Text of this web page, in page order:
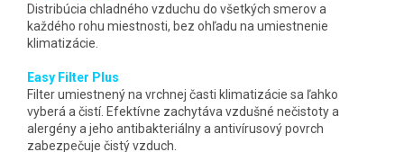
Distribúcia chladného vzduchu do všetkých smerov a
každého rohu miestnosti, bez ohľadu na umiestnenie
klimatizácie.
Easy Filter Plus
Filter umiestnený na vrchnej časti klimatizácie sa ľahko
vyberá a čistí. Efektívne zachytáva vzdušné nečistoty a
alergény a jeho antibakteriálny a antivírusový povrch
zabezpečuje čistý vzduch.